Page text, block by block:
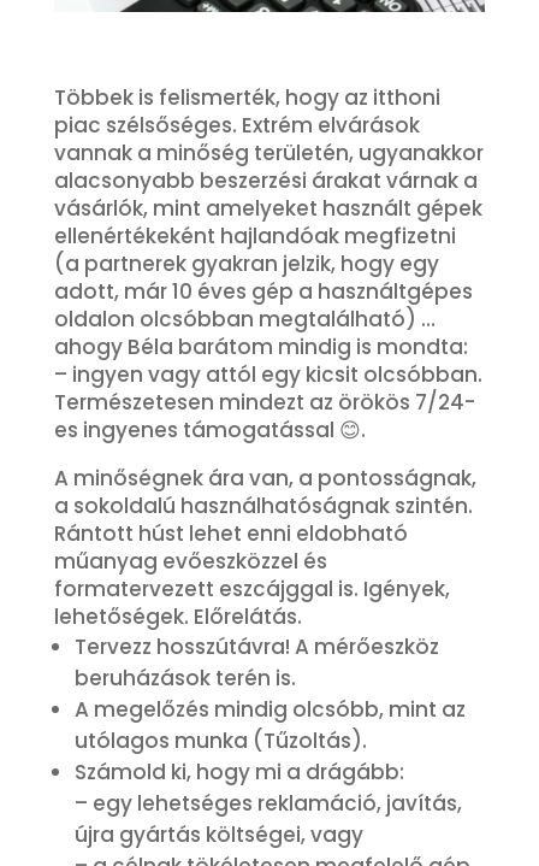
Többek is felismerték, hogy az itthoni
piac szélsőséges. Extrém elvárások
vannak a minőség területén, ugyanakkor
alacsonyabb beszerzési árakat várnak a
vásárlók, mint amelyeket használt gépek
ellenértékeként hajlandóak megfizetni
(a partnerek gyakran jelzik, hogy egy
adott, már 10 éves gép a használtgépes
oldalon olcsóbban megtalálható) …
ahogy Béla barátom mindig is mondta:
– ingyen vagy attól egy kicsit olcsóbban.
Természetesen mindezt az örökös 7/24-
es ingyenes támogatással 😊.
A minőségnek ára van, a pontosságnak,
a sokoldalú használhatóságnak szintén.
Rántott húst lehet enni eldobható
műanyag evőeszközzel és
formatervezett eszcájggal is. Igények,
lehetőségek. Előrelátás.
Tervezz hosszútávra! A mérőeszköz
beruházások terén is.
A megelőzés mindig olcsóbb, mint az
utólagos munka (Tűzoltás).
Számold ki, hogy mi a drágább:
– egy lehetséges reklamáció, javítás,
újra gyártás költségei, vagy